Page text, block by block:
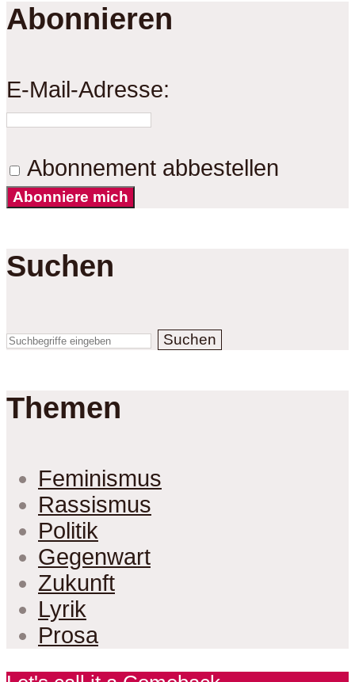
Abonnieren
E-Mail-Adresse:
Abonnement abbestellen
Abonniere mich
Suchen
Suchen
Themen
Feminismus
Rassismus
Politik
Gegenwart
Zukunft
Lyrik
Prosa